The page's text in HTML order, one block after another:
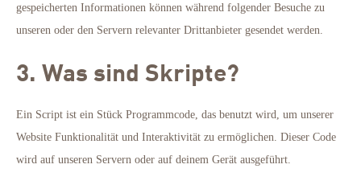
gespeicherten Informationen können während folgender Besuche zu
unseren oder den Servern relevanter Drittanbieter gesendet werden.
3. Was sind Skripte?
Ein Script ist ein Stück Programmcode, das benutzt wird, um unserer
Website Funktionalität und Interaktivität zu ermöglichen. Dieser Code
wird auf unseren Servern oder auf deinem Gerät ausgeführt.